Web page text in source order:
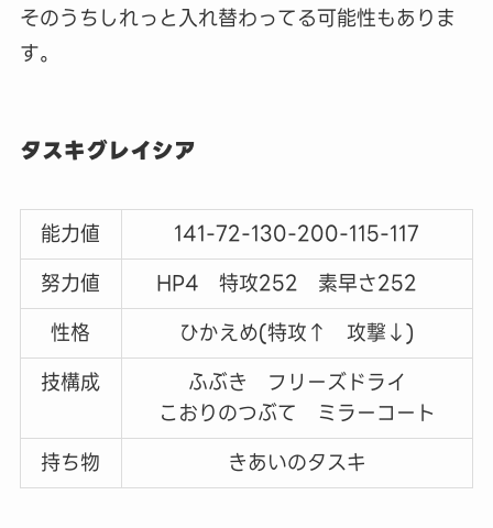
そのうちしれっと入れ替わってる可能性もありま
す。
タスキグレイシア
能力値
141-72-130-200-115-117
努力値
HP4 特攻252 素早さ252
性格
ひかえめ(特攻↑ 攻撃↓)
技構成
ふぶき フリーズドライ
こおりのつぶて ミラーコート
持ち物
きあいのタスキ